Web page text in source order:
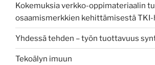
Kokemuksia verkko-oppimateriaalin
osaamismerkkien kehittämisestä TKI-
Yhdessä tehden – työn tuottavuus
Tekoälyn imuun